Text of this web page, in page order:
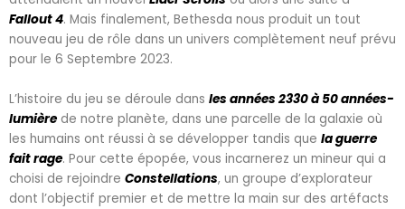
Fallout 4. Mais finalement, Bethesda nous produit un tout
nouveau jeu de rôle dans un univers complètement neuf prévu
pour le 6 Septembre 2023.
L’histoire du jeu se déroule dans les années 2330 à 50 années-
lumière de notre planète, dans une parcelle de la galaxie où
les humains ont réussi à se développer tandis que la guerre
fait rage. Pour cette épopée, vous incarnerez un mineur qui a
choisi de rejoindre Constellations, un groupe d’explorateur
dont l’objectif premier et de mettre la main sur des artéfacts